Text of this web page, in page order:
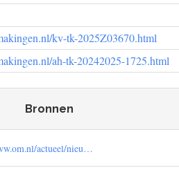
kv-tk-2025Z03670.html
ah-tk-20242025-1725.html
Bronnen
actueel/nieu…